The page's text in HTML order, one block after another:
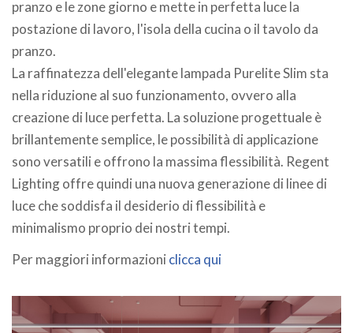
pranzo e le zone giorno e mette in perfetta luce la
postazione di lavoro, l'isola della cucina o il tavolo da
pranzo.
La raffinatezza dell'elegante lampada Purelite Slim sta
nella riduzione al suo funzionamento, ovvero alla
creazione di luce perfetta. La soluzione progettuale è
brillantemente semplice, le possibilità di applicazione
sono versatili e offrono la massima flessibilità. Regent
Lighting offre quindi una nuova generazione di linee di
luce che soddisfa il desiderio di flessibilità e
minimalismo proprio dei nostri tempi.
Per maggiori informazioni clicca qui